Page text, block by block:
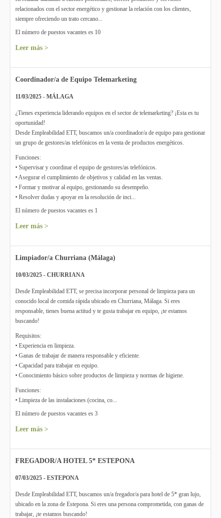
relacionados con el sector energético y gestionar la relación con los clientes,
siempre ofreciendo un trato cercano...
El número de puestos vacantes es 10
Leer más >
Coordinador/a de Equipo Telemarketing
11/03/2025 - MÁLAGA
¿Tienes experiencia liderando equipos en el sector de telemarketing? ¡Esta es tu
oportunidad!
Desde Empleabilidad ETT, buscamos un/a coordinador/a de equipo para gestionar
un grupo de gestores/as telefónicos en la venta de productos energéticos.
Funciones:
• Supervisar y coordinar el equipo de gestores/as telefónicos.
• Asegurar el cumplimiento de objetivos y calidad en las ventas.
• Formar y motivar al equipo, gestionando su desempeño.
• Resolver dudas y apoyar en la resolución de inci...
El número de puestos vacantes es 1
Leer más >
Limpiador/a Churriana (Málaga)
10/03/2025 - CHURRIANA
Desde Empleabilidad ETT, se precisa incorporar personal de limpieza para un
conocido local de comida rápida ubicado en Churriana, Málaga. Si eres
responsable, tienes buena actitud y te gusta trabajar en equipo, ¡te estamos
buscando!
Requisitos:
• Experiencia en limpieza.
• Ganas de trabajar de manera responsable y eficiente.
• Capacidad para trabajar en equipo.
• Conocimiento básico sobre productos de limpieza y normas de higiene.
Funciones:
• Limpieza de las instalaciones (cocina, co...
El número de puestos vacantes es 3
Leer más >
FREGADOR/A HOTEL 5* ESTEPONA
07/03/2025 - ESTEPONA
Desde Empleabilidad ETT, buscamos un/a fregador/a para hotel de 5* gran lujo,
ubicado en la zona de Estepona. Si eres una persona comprometida, con ganas de
trabajar, ¡te estamos buscando!